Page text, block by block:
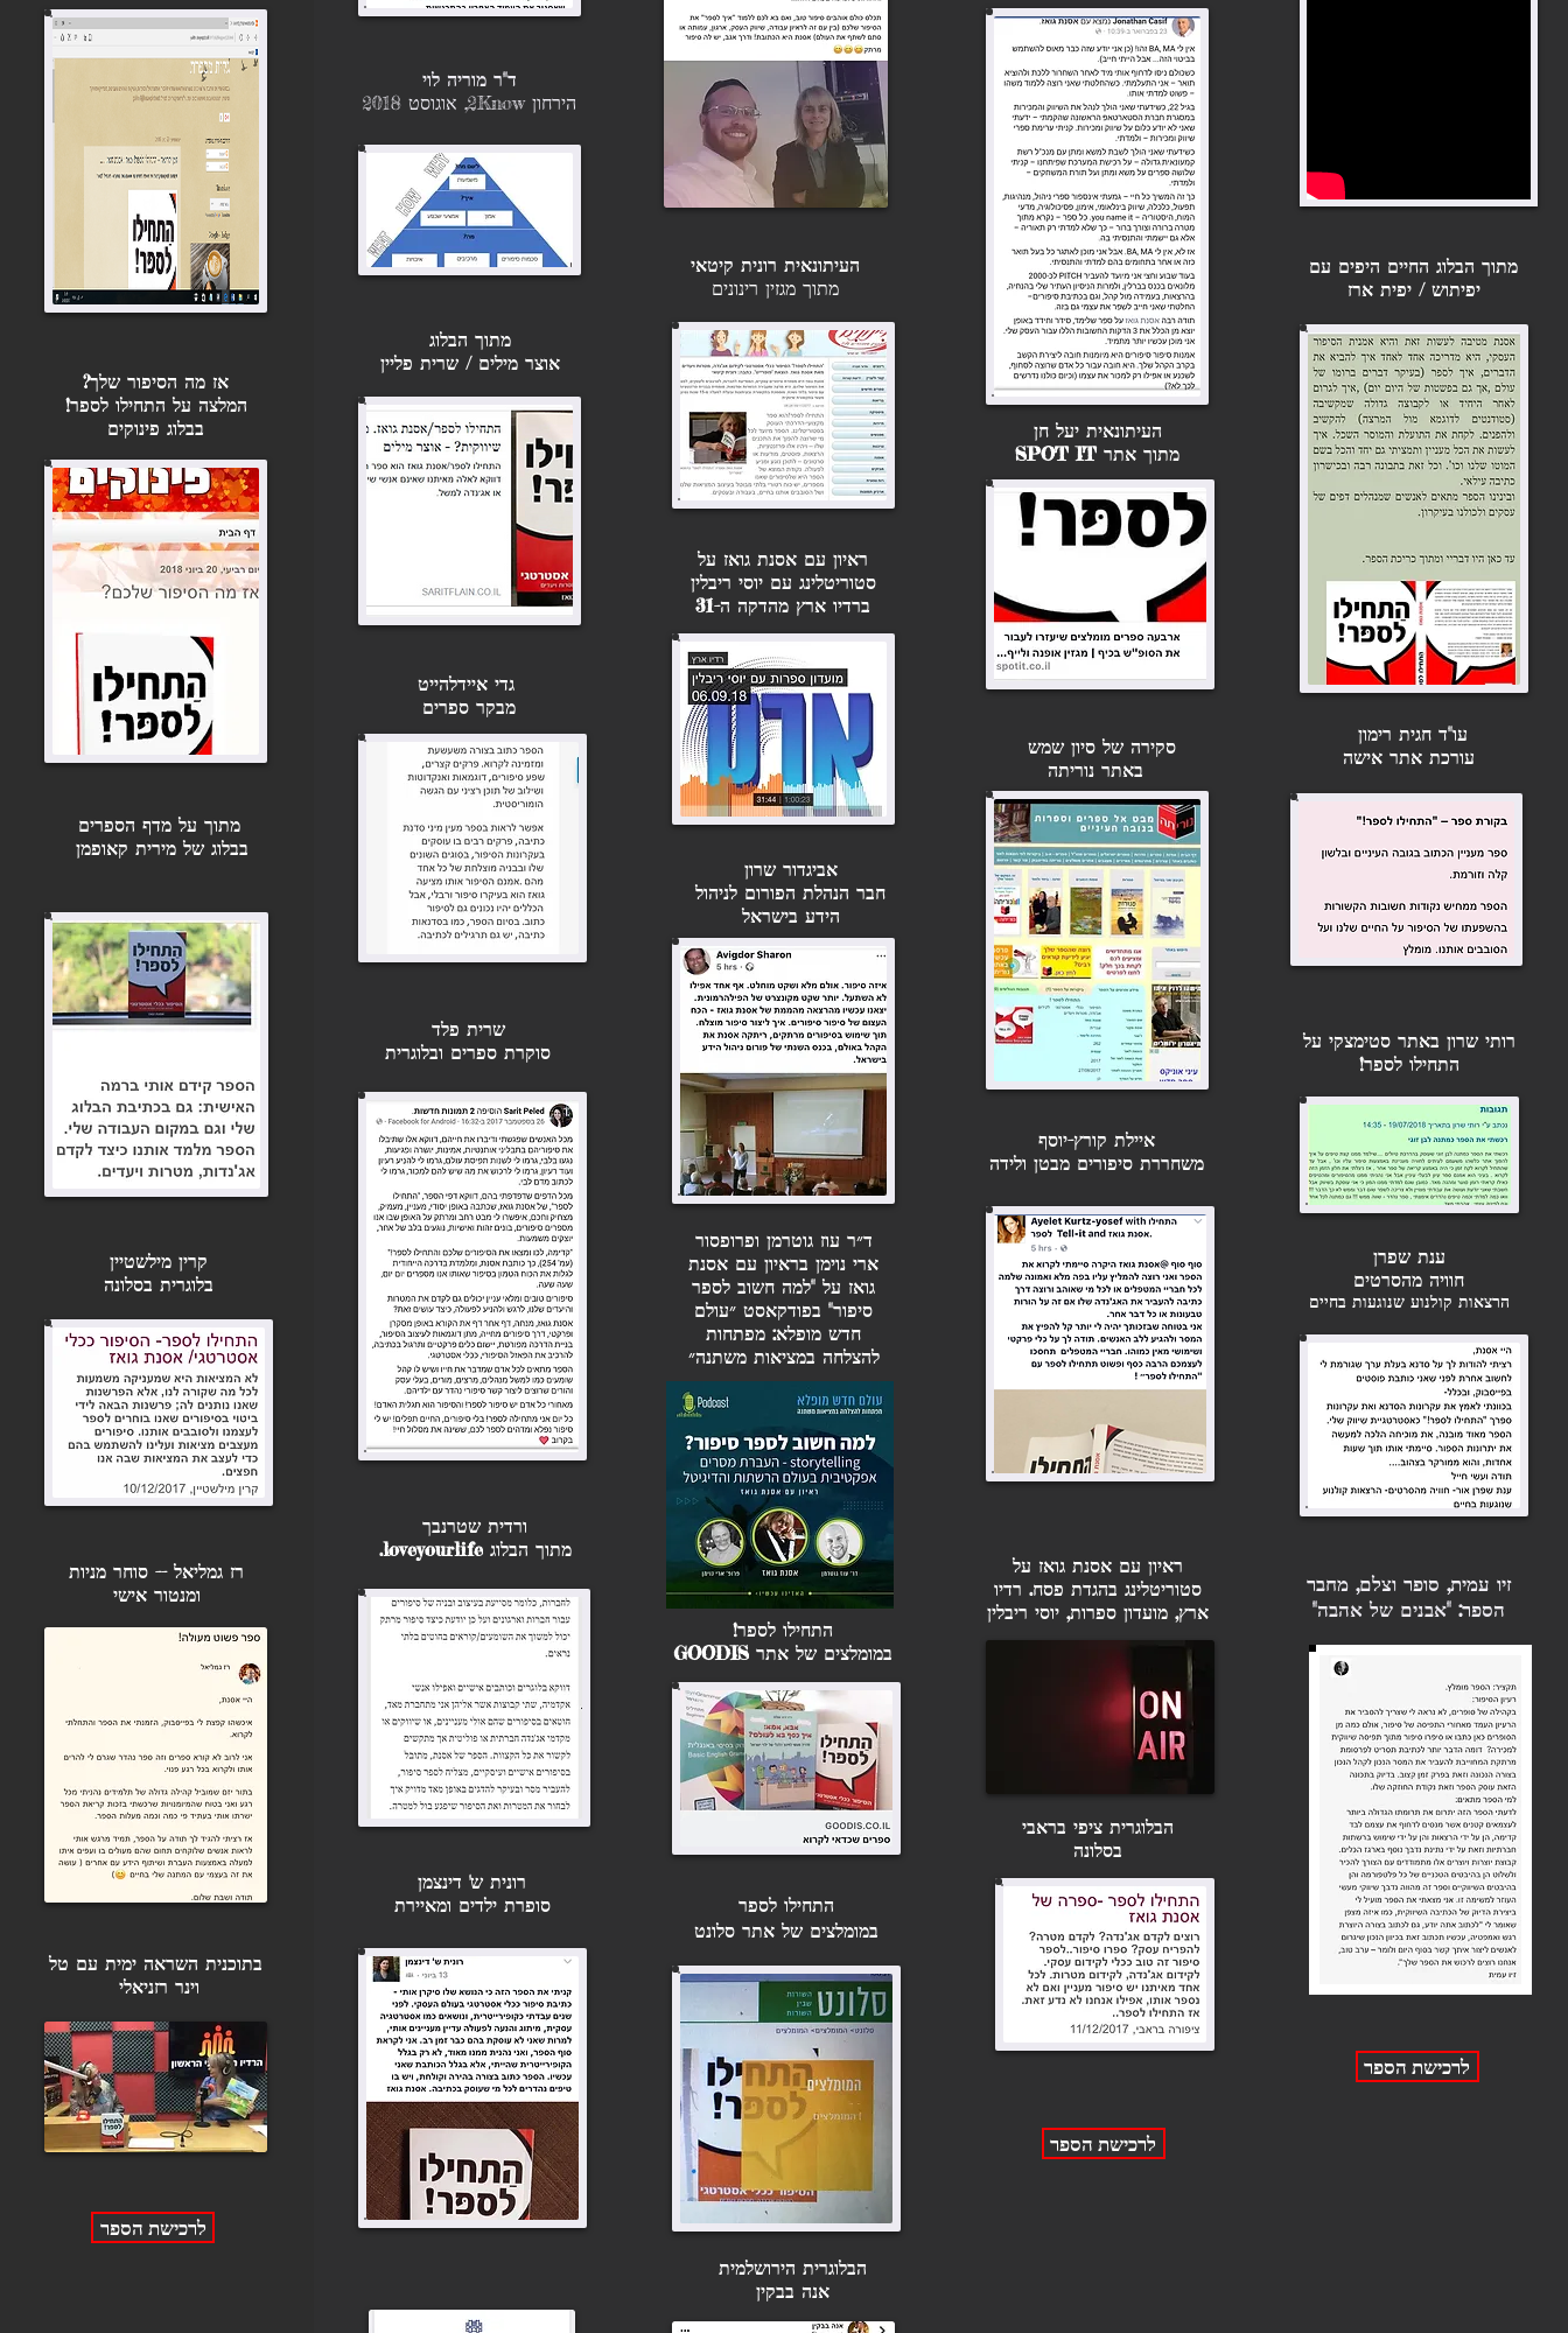
אז מה הסיפור שלך?
המלצה על התחילו לספר!
בבלוג פינוקים
מתוך על מדף הספרים
בבלוג של מירית קאופמן
קרין מילשטיין
בלוגרית בסלונה
רז גמליאל -- סוחר מניות
ומנטור אישי
בתוכנית השראה ימית עם טל
וינר רזניאלי
לרכישת הספר
ד"ר מוריה לוי
הירחון 2Know, אוגוסט 2018
מתוך הבלוג
אוצר מילים / שרית פליין
גדי איידלהייט
מבקר ספרים
שרית פלד
סוקרת ספרים ובלוגרית
ורדית שטרנבך
מתוך הבלוג loveyourlife.
רונית ש' דינצמן
סופרת ילדים ומאיירת
העיתונאית רונית קיטאי
מתוך מגזין רינונים
ראיון עם אסנת גואז על
סטוריטלינג עם יוסי ריבלין
ברדיו ארץ מהדקה ה-31
אביגדור שרון
חבר הנהלת הפורום לניהול
הידע בישראל
ד״ר עוז גוטרמן ופרופסור
ארי נוימן בראיון עם אסנת
גואז על "למה חשוב לספר
סיפור" בפודקאסט ״עולם
חדש מופלא: מפתחות
להצלחה במציאות משתנה״
התחילו לספר!
במומלצים של אתר GOODIS
התחילו לספר
במומלצים של אתר סלונט
הבלוגרית הירושלמית
אנה בבקין
העיתונאית יעל חן
מתוך אתר SPOT IT
סקירה של סיון שמש
באתר נוריתה
איילת קורץ-יוסף
משחררת סיפורים מבטן ולידה
ראיון עם אסנת גואז על
סטוריטלינג בהגדת פסח. רדיו
ארץ, מועדון ספרות, יוסי ריבלין
הבלוגרית ציפי בראבי
בסלונה
לרכישת הספר
מתוך הבלוג החיים היפים עם
יפיתוש / יפית ארז
עו"ד חגית רימון
עורכת אתר אישה
רותי שרון באתר סטימצקי על
התחילו לספר!
ענת שפרן
חוויה מהסרטים
הרצאות קולנוע שנוגעות בחיים
זיו עמית, סופר וצלם, מחבר
הספר: "אבנים של אהבה"
לרכישת הספר